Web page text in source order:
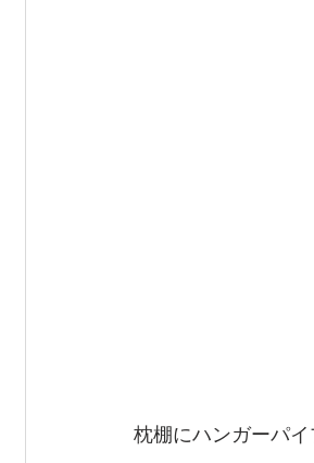
枕棚にハンガーパ